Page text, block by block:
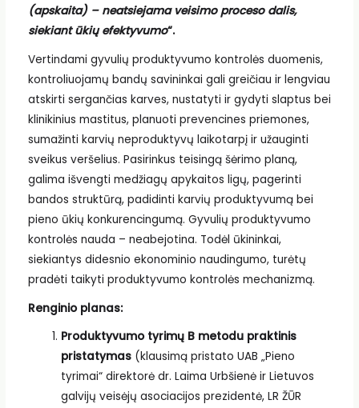
(apskaita) – neatsiejama veisimo proceso dalis,
siekiant ūkių efektyvumo“.
Vertindami gyvulių produktyvumo kontrolės duomenis,
kontroliuojamų bandų savininkai gali greičiau ir lengviau
atskirti sergančias karves, nustatyti ir gydyti slaptus bei
klinikinius mastitus, planuoti prevencines priemones,
sumažinti karvių neproduktyvų laikotarpį ir užauginti
sveikus veršelius. Pasirinkus teisingą šėrimo planą,
galima išvengti medžiagų apykaitos ligų, pagerinti
bandos struktūrą, padidinti karvių produktyvumą bei
pieno ūkių konkurencingumą. Gyvulių produktyvumo
kontrolės nauda – neabejotina. Todėl ūkininkai,
siekiantys didesnio ekonominio naudingumo, turėtų
pradėti taikyti produktyvumo kontrolės mechanizmą.
Renginio planas:
Produktyvumo tyrimų B metodu praktinis
pristatymas(klausimą pristato UAB „Pieno
tyrimai“ direktorė dr. Laima Urbšienė ir Lietuvos
galvijų veisėjų asociacijos prezidentė, LR ŽŪR